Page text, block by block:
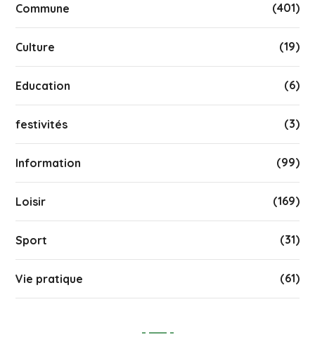
Commune (401)
Culture (19)
Education (6)
festivités (3)
Information (99)
Loisir (169)
Sport (31)
Vie pratique (61)